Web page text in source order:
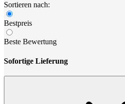
Sortieren nach:
Bestpreis
Beste Bewertung
Sofortige Lieferung